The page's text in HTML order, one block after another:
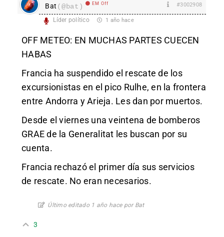
Bat (@bat) EM Off #3002908
Líder político 1 año hace
OFF METEO: EN MUCHAS PARTES CUECEN
HABAS
Francia ha suspendido el rescate de los
excursionistas en el pico Rulhe, en la frontera
entre Andorra y Arieja. Les dan por muertos.
Desde el viernes una veintena de bomberos
GRAE de la Generalitat les buscan por su
cuenta.
Francia rechazó el primer día sus servicios
de rescate. No eran necesarios.
Último editado 1 año hace por Bat
3